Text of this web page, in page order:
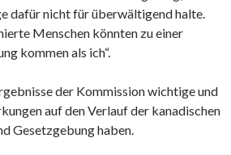
dafür nicht für überwältigend halte.
Menschen könnten zu einer
kommen als ich“.
der Kommission wichtige und
auf den Verlauf der kanadischen
Gesetzgebung haben.